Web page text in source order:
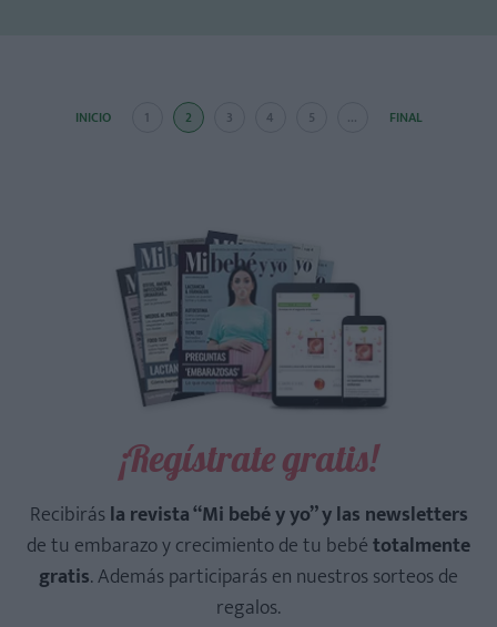
INICIO 1 2 3 4 5 ... FINAL
¡Regístrate gratis!
Recibirásla revista “Mi bebé y yo” y las newsletters
de tu embarazo y crecimiento de tu bebétotalmente
gratis. Además participarás en nuestros sorteos de
regalos.